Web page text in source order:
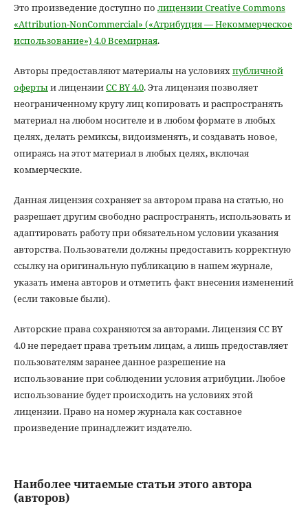
Это произведение доступно по лицензии Creative Commons
«Attribution-NonCommercial» («Атрибуция — Некоммерческое
использование») 4.0 Всемирная.
Авторы предоставляют материалы на условияхпубличной
офертыи лицензииCC BY 4.0. Эта лицензия позволяет
неограниченному кругу лиц копировать и распространять
материал на любом носителе и в любом формате в любых
целях, делать ремиксы, видоизменять, и создавать новое,
опираясь на этот материал в любых целях, включая
коммерческие.
Данная лицензия сохраняет за автором права на статью, но
разрешает другим свободно распространять, использовать и
адаптировать работу при обязательном условии указания
авторства. Пользователи должны предоставить корректную
ссылку на оригинальную публикацию в нашем журнале,
указать имена авторов и отметить факт внесения изменений
(если таковые были).
Авторские права сохраняются за авторами. Лицензия CC BY
4.0 не передает права третьим лицам, а лишь предоставляет
пользователям заранее данное разрешение на
использование при соблюдении условия атрибуции. Любое
использование будет происходить на условиях этой
лицензии. Право на номер журнала как составное
произведение принадлежит издателю.
Наиболее читаемые статьи этого автора
(авторов)